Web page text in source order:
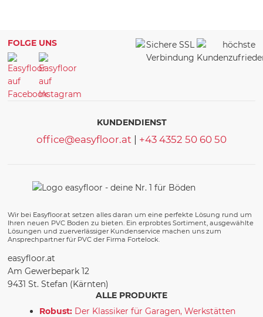
FOLGE UNS
KUNDENDIENST
office@easyfloor.at | +43 4352 50 60 50
Wir bei Easyfloor.at setzen alles daran um eine perfekte Lösung rund um
Ihren neuen PVC Boden zu bieten. Ein erprobtes Sortiment, ausgewählte
Lösungen und zuerverlässiger Kundenservice machen uns zum
Ansprechpartner für PVC der Firma Fortelock.
easyfloor.at
Am Gewerbepark 12
9431 St. Stefan (Kärnten)
ALLE PRODUKTE
Robust: Der Klassiker für Garagen, Werkstätten